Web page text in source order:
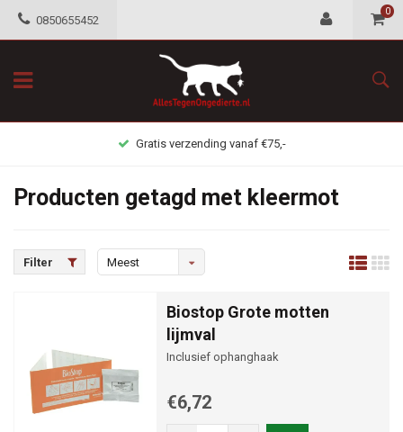
0850655452
0
Gratis verzending vanaf €75,-
Producten getagd met kleermot
Filter
Meest
Biostop Grote motten
lijmval
Inclusief ophanghaak
€6,72